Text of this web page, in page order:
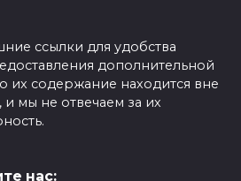
ссылки для удобства
дополнительной
их содержание находится вне
мы не отвечаем за их
нас: